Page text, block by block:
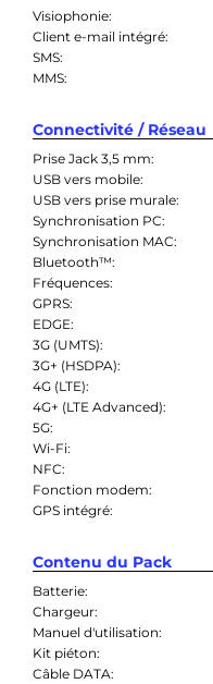
Visiophonie:
Client e-mail intégré:
SMS:
MMS:
Connectivité / Réseau
Prise Jack 3,5 mm:
USB vers mobile:
USB vers prise murale:
Synchronisation PC:
Synchronisation MAC:
Bluetooth™:
Fréquences:
GPRS:
EDGE:
3G (UMTS):
3G+ (HSDPA):
4G (LTE):
4G+ (LTE Advanced):
5G:
Wi-Fi:
NFC:
Fonction modem:
GPS intégré:
Contenu du Pack
Batterie:
Chargeur:
Manuel d'utilisation:
Kit piéton:
Câble DATA: